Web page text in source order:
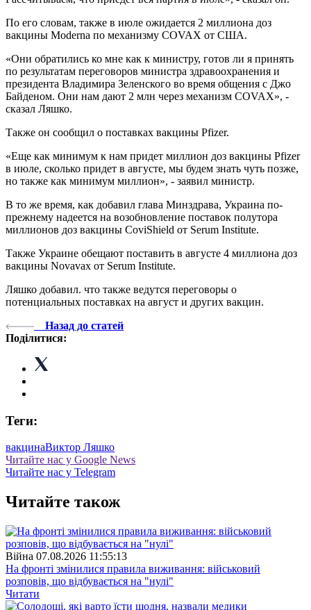
По его словам, также в июле ожидается 2 миллиона доз
вакцины Moderna по механизму COVAX от США.
«Они обратились ко мне как к министру, готов ли я принять
по результатам переговоров министра здравоохранения и
президента Владимира Зеленского во время общения с Джо
Байденом. Они нам дают 2 млн через механизм COVAX», -
сказал Ляшко.
Также он сообщил о поставках вакцины Pfizer.
«Еще как минимум к нам придет миллион доз вакцины Pfizer
в июле, сколько придет в августе, мы будем знать чуть позже,
но также как минимум миллион», - заявил министр.
В то же время, как добавил глава Минздрава, Украина по-
прежнему надеется на возобновление поставок полутора
миллионов доз вакцины CoviShield от Serum Institute.
Также Украине обещают поставить в августе 4 миллиона доз
вакцины Novavax от Serum Institute.
Ляшко добавил. что также ведутся переговоры о
потенциальных поставках на август и других вакцин.
Назад до статей
Поділитися:
Теги:
вакцинаВиктор Ляшко
Читайте нас у Google News
Читайте нас у Telegram
Читайте також
Війна 07.08.2026 11:55:13
На фронті змінилися правила виживання: військовий
розповів, що відбувається на "нулі"
Читати